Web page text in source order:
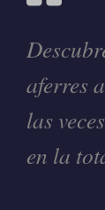
aferres
las
en la